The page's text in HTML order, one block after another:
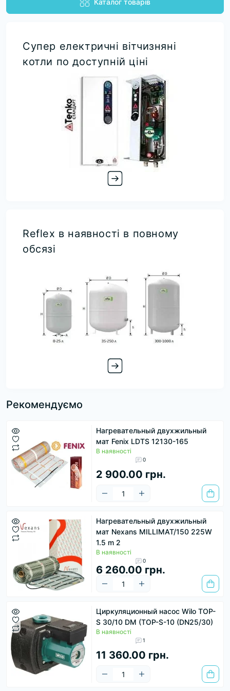
Каталог товарів
Супер електричні вітчизняні
котли по доступній ціні
Reflex в наявності в повному
обсязі
Рекомендуємо
Нагревательный двухжильный
мат Fenix LDTS 12130-165
В наявності
0
2 900.00 грн.
Нагревательный двухжильный
мат Nexans MILLIMAT/150 225W
1.5 m 2
В наявності
0
6 260.00 грн.
Циркуляционный насос Wilo TOP-
S 30/10 DM (TOP-S-10 (DN25/30)
В наявності
1
11 360.00 грн.